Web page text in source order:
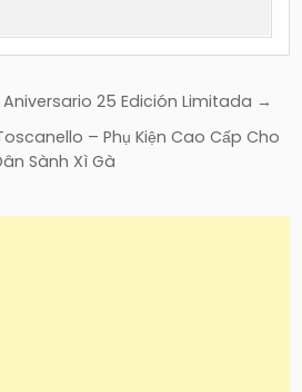
25 Edición Limitada →
– Phụ Kiện Cao Cấp Cho
Sành Xì Gà